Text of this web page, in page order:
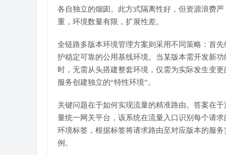
各自独立的烟囱。此方式隔离性好，但资源浪费严
重，环境数量有限，扩展性差。
全链路多版本环境管理方案则采用不同策略：首先
护稳定可靠的公用基线环境。当某版本需开发新功
时，无需从头搭建整套环境，仅需为实际发生变更
服务创建独立的“特性环境”。
关键问题在于如何实现流量的精准路由。答案在于
量统一网关平台，该系统在流量入口识别每个请求
环境标签，根据标签将请求路由至对应版本的服务
例。